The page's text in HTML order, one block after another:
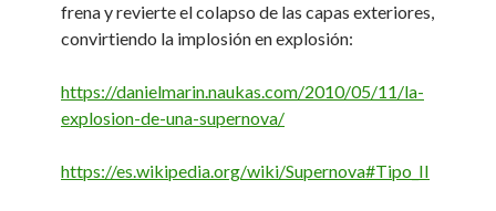
frena y revierte el colapso de las capas exteriores,
convirtiendo la implosión en explosión:
https://danielmarin.naukas.com/2010/05/11/la-
explosion-de-una-supernova/
https://es.wikipedia.org/wiki/Supernova#Tipo_II